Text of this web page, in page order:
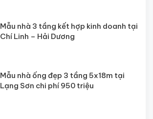
Mẫu nhà 3 tầng kết hợp kinh doanh tại
Chí Linh – Hải Dương
Mẫu nhà ống đẹp 3 tầng 5x18m tại
Lạng Sơn chi phí 950 triệu